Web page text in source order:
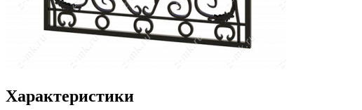
Характеристики